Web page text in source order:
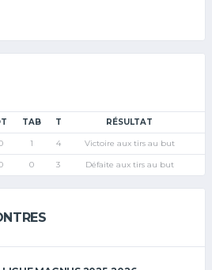
TAB T RÉSULTAT
1 4 Victoire aux tirs au but
0 3 Défaite aux tirs au but